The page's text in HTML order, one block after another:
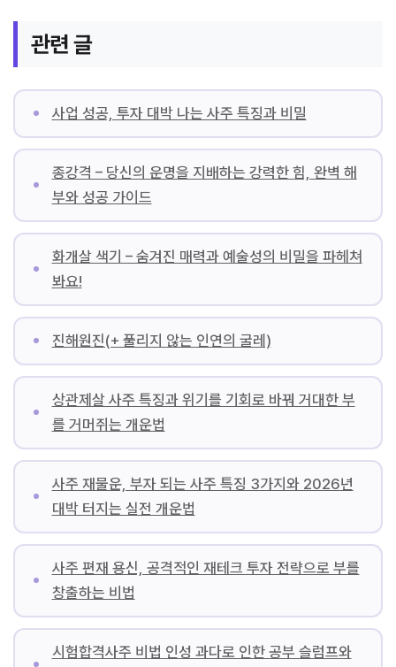
관련 글
사업 성공, 투자 대박 나는 사주 특징과 비밀
종강격 – 당신의 운명을 지배하는 강력한 힘, 완벽 해
부와 성공 가이드
화개살 색기 – 숨겨진 매력과 예술성의 비밀을 파헤쳐
봐요!
진해원진(+ 풀리지 않는 인연의 굴레)
상관제살 사주 특징과 위기를 기회로 바꿔 거대한 부
를 거머쥐는 개운법
사주 재물운, 부자 되는 사주 특징 3가지와 2026년
대박 터지는 실전 개운법
사주 편재 용신, 공격적인 재테크 투자 전략으로 부를
창출하는 비법
시험합격사주 비법 인성 과다로 인한 공부 슬럼프와